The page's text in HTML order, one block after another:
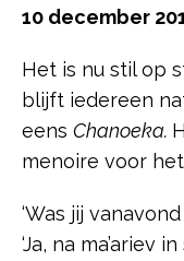
10 december
Het is nu stil op
blijft iedereen
eens Chanoeka.
menoire voor
‘Was jij
‘Ja, na ma’ariev